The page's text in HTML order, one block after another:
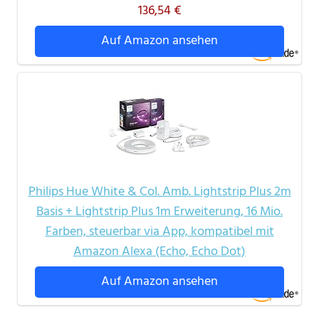
136,54 €
Auf Amazon ansehen
Philips Hue White & Col. Amb. Lightstrip Plus 2m
Basis + Lightstrip Plus 1m Erweiterung, 16 Mio.
Farben, steuerbar via App, kompatibel mit
Amazon Alexa (Echo, Echo Dot)
Auf Amazon ansehen